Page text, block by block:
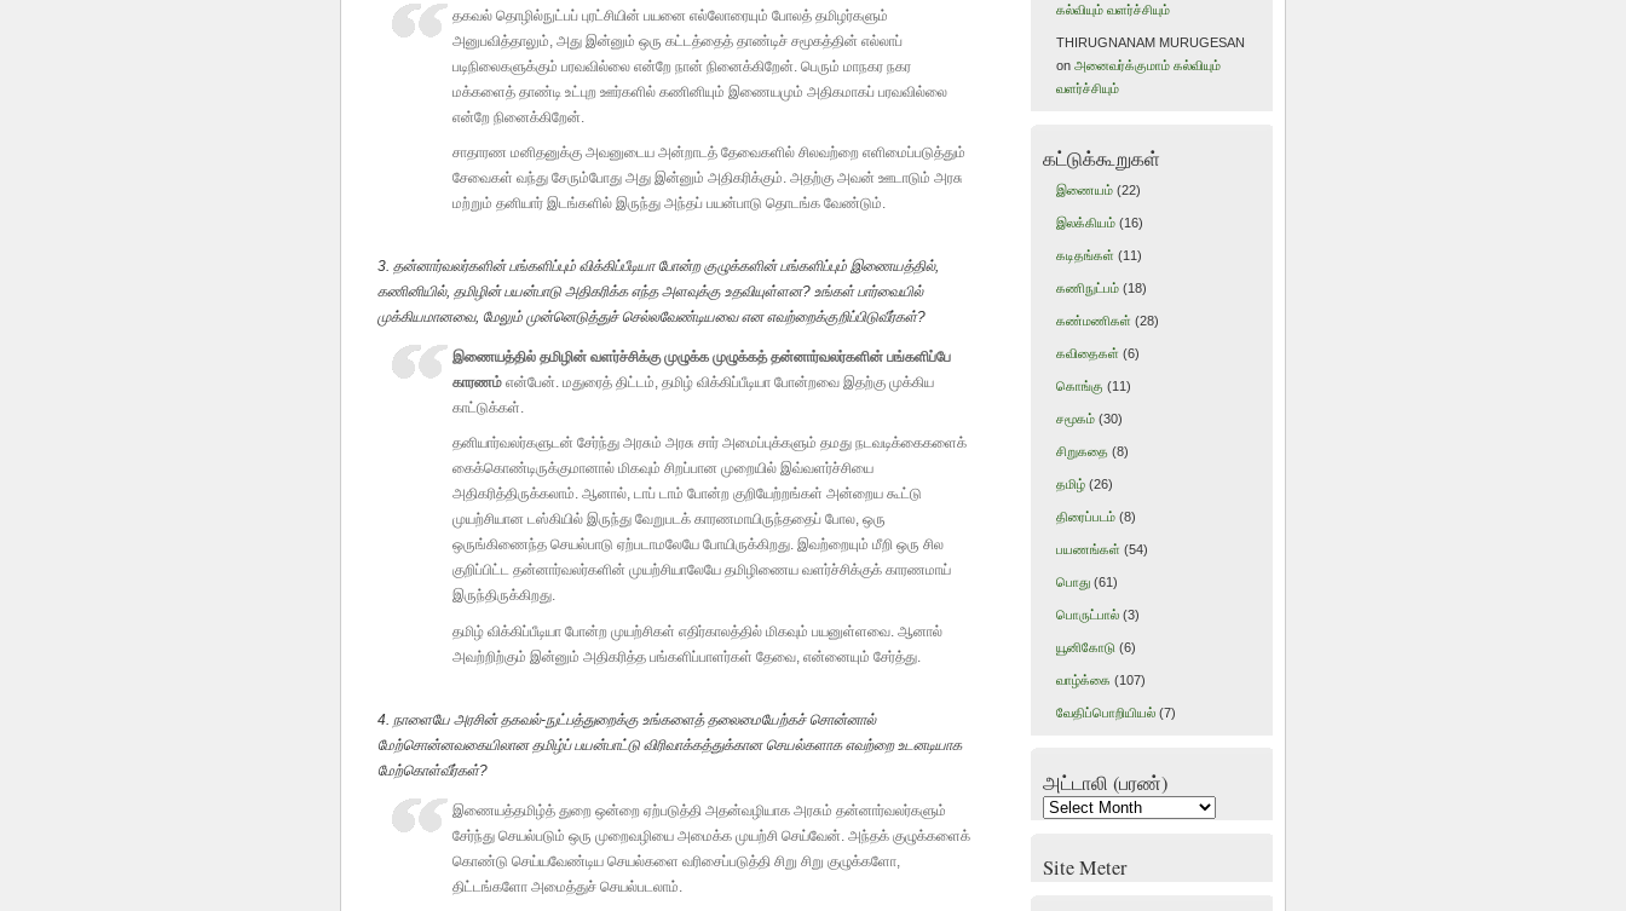
தகவல் தொழில்நுட்பப் புரட்சியின் பயனை எல்லோரையும் போலத் தமிழர்களும்
அனுபவித்தாலும், அது இன்னும் ஒரு கட்டத்தைத் தாண்டிச் சமூகத்தின் எல்லாப்
படிநிலைகளுக்கும் பரவவில்லை என்றே நான் நினைக்கிறேன். பெரும் மாநகர நகர
மக்களைத் தாண்டி உட்புற ஊர்களில் கணினியும் இணையமும் அதிகமாகப் பரவவில்லை
என்றே நினைக்கிறேன்.
சாதாரண மனிதனுக்கு அவனுடைய அன்றாடத் தேவைகளில் சிலவற்றை எளிமைப்படுத்தும்
சேவைகள் வந்து சேரும்போது அது இன்னும் அதிகரிக்கும். அதற்கு அவன் ஊடாடும் அரசு
மற்றும் தனியார் இடங்களில் இருந்து அந்தப் பயன்பாடு தொடங்க வேண்டும்.
3. தன்னார்வலர்களின் பங்களிப்பும் விக்கிப்பீடியா போன்ற குழுக்களின் பங்களிப்பும் இணையத்தில்,
கணினியில், தமிழின் பயன்பாடு அதிகரிக்க எந்த அளவுக்கு உதவியுள்ளன? உங்கள் பார்வையில்
முக்கியமானவை, மேலும் முன்னெடுத்துச் செல்லவேண்டியவை என எவற்றைக்குறிப்பிடுவீர்கள்?
இணையத்தில் தமிழின் வளர்ச்சிக்கு முழுக்க முழுக்கத் தன்னார்வலர்களின் பங்களிப்பே
காரணம் என்பேன். மதுரைத் திட்டம், தமிழ் விக்கிப்பீடியா போன்றவை இதற்கு முக்கிய
காட்டுக்கள்.
தனியார்வலர்களுடன் சேர்ந்து அரசும் அரசு சார் அமைப்புக்களும் தமது நடவடிக்கைகளைக்
கைக்கொண்டிருக்குமானால் மிகவும் சிறப்பான முறையில் இவ்வளர்ச்சியை
அதிகரித்திருக்கலாம். ஆனால், டாப் டாம் போன்ற குறியேற்றங்கள் அன்றைய கூட்டு
முயற்சியான டஸ்கியில் இருந்து வேறுபடக் காரணமாயிருந்ததைப் போல, ஒரு
ஒருங்கிணைந்த செயல்பாடு ஏற்படாமலேயே போயிருக்கிறது. இவற்றையும் மீறி ஒரு சில
குறிப்பிட்ட தன்னார்வலர்களின் முயற்சியாலேயே தமிழிணைய வளர்ச்சிக்குக் காரணமாய்
இருந்திருக்கிறது.
தமிழ் விக்கிப்பீடியா போன்ற முயற்சிகள் எதிர்காலத்தில் மிகவும் பயனுள்ளவை. ஆனால்
அவற்றிற்கும் இன்னும் அதிகரித்த பங்களிப்பாளர்கள் தேவை, என்னையும் சேர்த்து.
4. நாளையே அரசின் தகவல்-நுட்பத்துறைக்கு உங்களைத் தலைமையேற்கச் சொன்னால்
மேற்சொன்னவகையிலான தமிழ்ப் பயன்பாட்டு விரிவாக்கத்துக்கான செயல்களாக எவற்றை உடனடியாக
மேற்கொள்வீர்கள்?
இணையத்தமிழ்த் துறை ஒன்றை ஏற்படுத்தி அதன்வழியாக அரசும் தன்னார்வலர்களும்
சேர்ந்து செயல்படும் ஒரு முறைவழியை அமைக்க முயற்சி செய்வேன். அந்தக் குழுக்களைக்
கொண்டு செய்யவேண்டிய செயல்களை வரிசைப்படுத்தி சிறு சிறு குழுக்களோ,
திட்டங்களோ அமைத்துச் செயல்படலாம்.
கல்வியும் வளர்ச்சியும்
THIRUGNANAM MURUGESAN
on அனைவர்க்குமாம் கல்வியும்
வளர்ச்சியும்
கட்டுக்கூறுகள்
இணையம்(22)
இலக்கியம்(16)
கடிதங்கள் (11)
கணிநுட்பம்(18)
கண்மணிகள் (28)
கவிதைகள் (6)
கொங்கு (11)
சமூகம்(30)
சிறுகதை (8)
தமிழ்(26)
திரைப்படம்(8)
பயணங்கள் (54)
பொது(61)
பொருட்பால்(3)
யூனிகோடு (6)
வாழ்க்கை (107)
வேதிப்பொறியியல்(7)
அட்டாலி (பரண்)
அட்டாலி
Site Meter